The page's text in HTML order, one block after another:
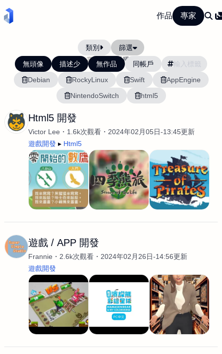
作品 專家
類別 篩選
當前排序: 活躍度
無頭像 描述少 無作品
同帳戶
Debian
RockyLinux Swift
AppEngine
NintendoSwitch
html5
Html5 開發
Victor Lee 1.6k次觀看
2024年02月05日-13:45更新
遊戲開發
Html5
遊戲 / APP 開發
Frannie 2.6k次觀看
2024年02月26日-14:56更新
遊戲開發